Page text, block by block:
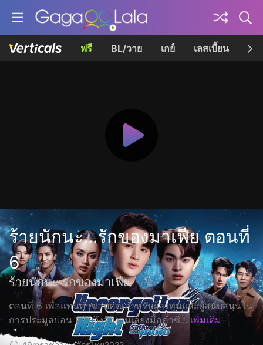
ฟรี BL/วาย เกย์ เลสเบี้ยน เค
ร้ายนักนะ...รักของมาเฟีย ตอนที่
6
ร้ายนักนะ รักของมาเฟีย
ตอนที่ 6 เพื่อแทนคำขอบคุณสำหรับผู้ลงทุนและผู้สนับสนุนใน
การประมูลบ่อน ดนับจึงจัดงานเลี้ยงมื้อค่ำซึ่... เพิ่มเติม